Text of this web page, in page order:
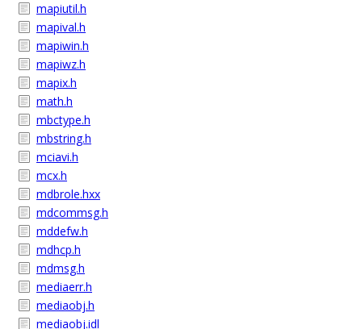
mapiutil.h
mapival.h
mapiwin.h
mapiwz.h
mapix.h
math.h
mbctype.h
mbstring.h
mciavi.h
mcx.h
mdbrole.hxx
mdcommsg.h
mddefw.h
mdhcp.h
mdmsg.h
mediaerr.h
mediaobj.h
mediaobj.idl